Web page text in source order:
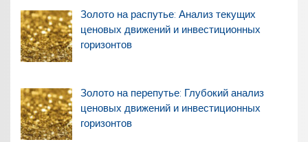
Золото на распутье: Анализ текущих
ценовых движений и инвестиционных
горизонтов
Золото на перепутье: Глубокий анализ
ценовых движений и инвестиционных
горизонтов